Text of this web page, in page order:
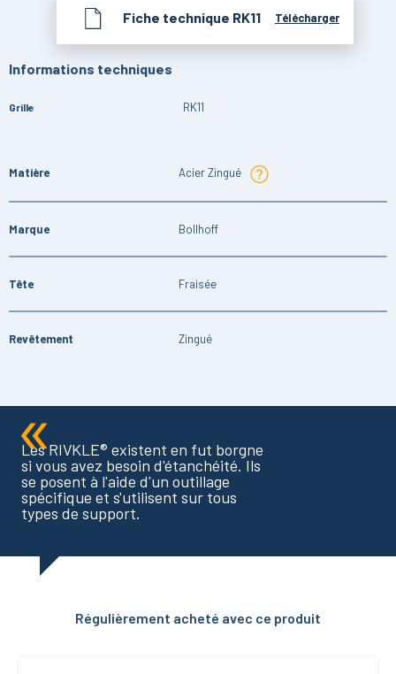
Fiche technique RK11 Télécharger
Informations techniques
Grille RK11
Matière Acier Zingué
Marque Bollhoff
Tête Fraisée
Revêtement Zingué
Les RIVKLE® existent en fut borgne
si vous avez besoin d'étanchéité. Ils
se posent à l'aide d'un outillage
spécifique et s'utilisent sur tous
types de support.
Régulièrement acheté avec ce produit